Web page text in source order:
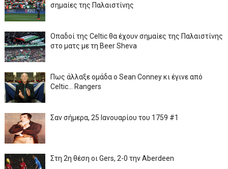
σημαίες της Παλαιστίνης
Οπαδοί της Celtic θα έχουν σημαίες της Παλαιστίνης
στο ματς με τη Beer Sheva
Πως άλλαξε ομάδα ο Sean Conney κι έγινε από
Celtic... Rangers
Σαν σήμερα, 25 Ιανουαρίου του 1759 #1
Στη 2η θέση οι Gers, 2-0 την Aberdeen